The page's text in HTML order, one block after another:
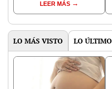
volver a Perú: "Me estoy
preparando
LEER MÁS
LO MÁS VISTO LO ÚLTIMO